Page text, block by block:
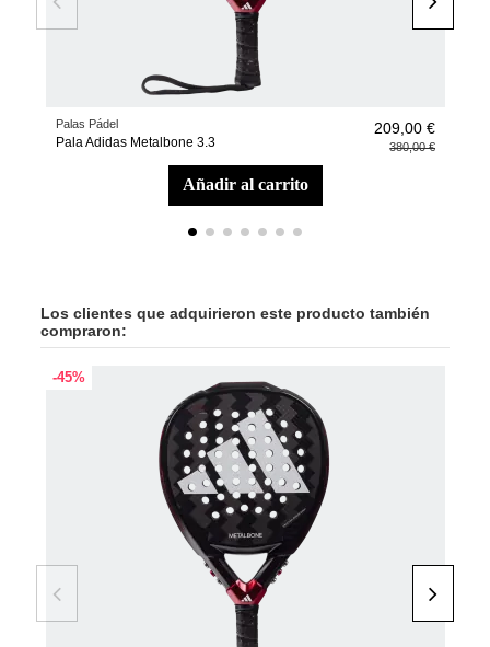
Palas Pádel
Pala Adidas Metalbone 3.3
209,00 €
380,00 €
añadir al carrito
Los clientes que adquirieron este producto también
compraron:
-45%